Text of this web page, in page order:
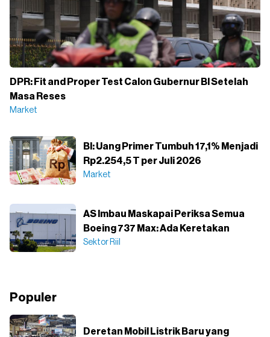
DPR: Fit and Proper Test Calon Gubernur BI Setelah
Masa Reses
Market
BI: Uang Primer Tumbuh 17,1% Menjadi
Rp2.254,5 T per Juli 2026
Market
AS Imbau Maskapai Periksa Semua
Boeing 737 Max: Ada Keretakan
Sektor Riil
Populer
Deretan Mobil Listrik Baru yang